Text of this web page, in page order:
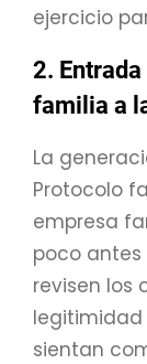
ejercicio
2.
familia a
La
Protocolo
empresa
poco antes
revisen los
legitimidad
sientan